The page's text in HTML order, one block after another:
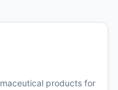
products for